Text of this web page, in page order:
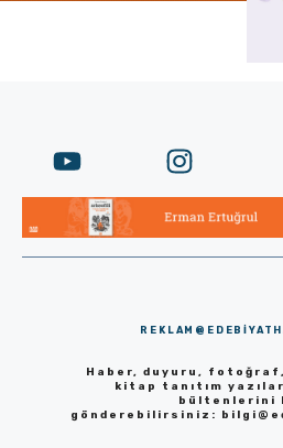
Haber, duyuru,
kitap tanıtım
bültenlerini
gönderebilirsiniz: